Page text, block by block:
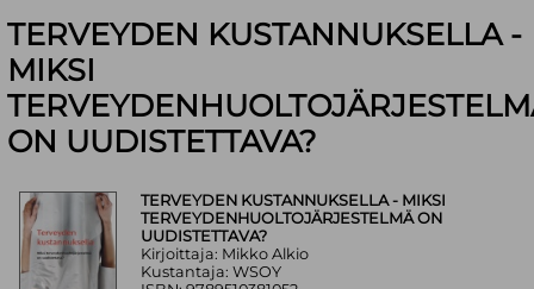
TERVEYDEN KUSTANNUKSELLA -
MIKSI
ON UUDISTETTAVA?
TERVEYDEN KUSTANNUKSELLA - MIKSI
TERVEYDENHUOLTOJÄRJESTELMÄ ON
UUDISTETTAVA?
Kirjoittaja: Mikko Alkio
Kustantaja: WSOY